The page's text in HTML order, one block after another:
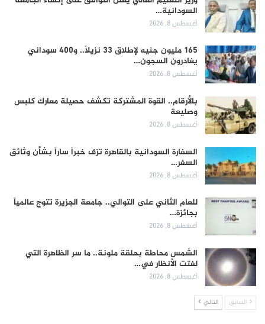
السودانية…
أغسطس 8, 2026
165 مليون جنيه لإطلاق 33 نزيلاً.. و400 سوداني
يغادرون السجون…
أغسطس 8, 2026
بالأرقام.. القوة المشتركة تكشف حصيلة معارك كلبس
وصليعة
أغسطس 8, 2026
السفارة السودانية بالقاهرة تزف خبراً ساراً بشأن وثائق
السفر…
أغسطس 8, 2026
للعام الثاني على التوالي.. جامعة الجزيرة تتوج عالمياً
بجائزة…
أغسطس 8, 2026
الشمس محاطة بحلقة ملونة.. ما سر الظاهرة التي
لفتت الأنظار في…
أغسطس 8, 2026
السابق التالي